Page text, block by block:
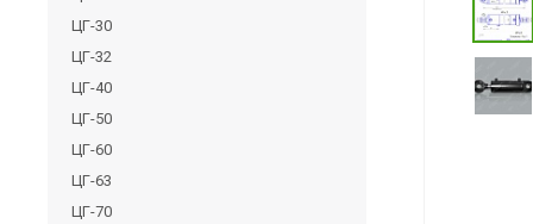
ЦГ-30
ЦГ-32
ЦГ-40
ЦГ-50
ЦГ-60
ЦГ-63
ЦГ-70